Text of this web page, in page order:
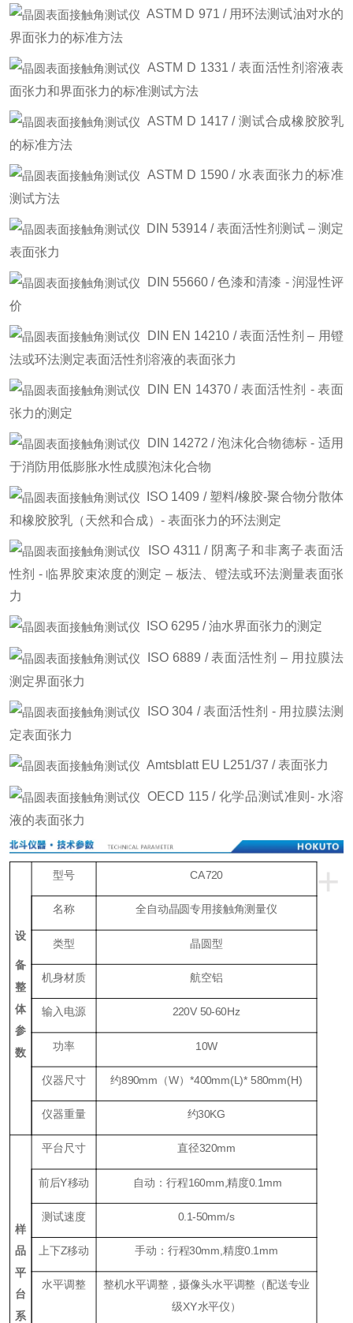
ASTM D 971 / 用环法测试油对水的
界面张力的标准方法
ASTM D 1331 / 表面活性剂溶液表
面张力和界面张力的标准测试方法
ASTM D 1417 / 测试合成橡胶胶乳
的标准方法
ASTM D 1590 / 水表面张力的标准
测试方法
DIN 53914 / 表面活性剂测试 – 测定
表面张力
DIN 55660 / 色漆和清漆 - 润湿性评
价
DIN EN 14210 / 表面活性剂 – 用镫
法或环法测定表面活性剂溶液的表面张力
DIN EN 14370 / 表面活性剂 - 表面
张力的测定
DIN 14272 / 泡沫化合物德标 - 适用
于消防用低膨胀水性成膜泡沫化合物
ISO 1409 / 塑料/橡胶-聚合物分散体
和橡胶胶乳（天然和合成）- 表面张力的环法测定
ISO 4311 / 阴离子和非离子表面活
性剂 - 临界胶束浓度的测定 – 板法、镫法或环法测量表面张
力
ISO 6295 / 油水界面张力的测定
ISO 6889 / 表面活性剂 – 用拉膜法
测定界面张力
ISO 304 / 表面活性剂 - 用拉膜法测
定表面张力
Amtsblatt EU L251/37 / 表面张力
OECD 115 / 化学品测试准则- 水溶
液的表面张力
+
设
备
整
体
参
数
型号 CA720
名称 全自动晶圆专用接触角测量仪
类型 晶圆型
机身材质 航空铝
输入电源 220V 50-60Hz
功率 10W
仪器尺寸 约890mm（W）*400mm(L)* 580mm(H)
仪器重量 约30KG
样
品
平
台
系
平台尺寸 直径320mm
前后Y移动 自动 ：行程160mm, 精度0. 1mm
测试速度 0.1-50mm/s
上下Z移动 手动：行程30mm, 精度0.1 mm
水平调整
整机水平调整，摄像头水平调整（配送专业
级XY水平仪）